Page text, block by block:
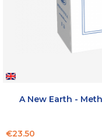
A New Earth -
Price
€23.50